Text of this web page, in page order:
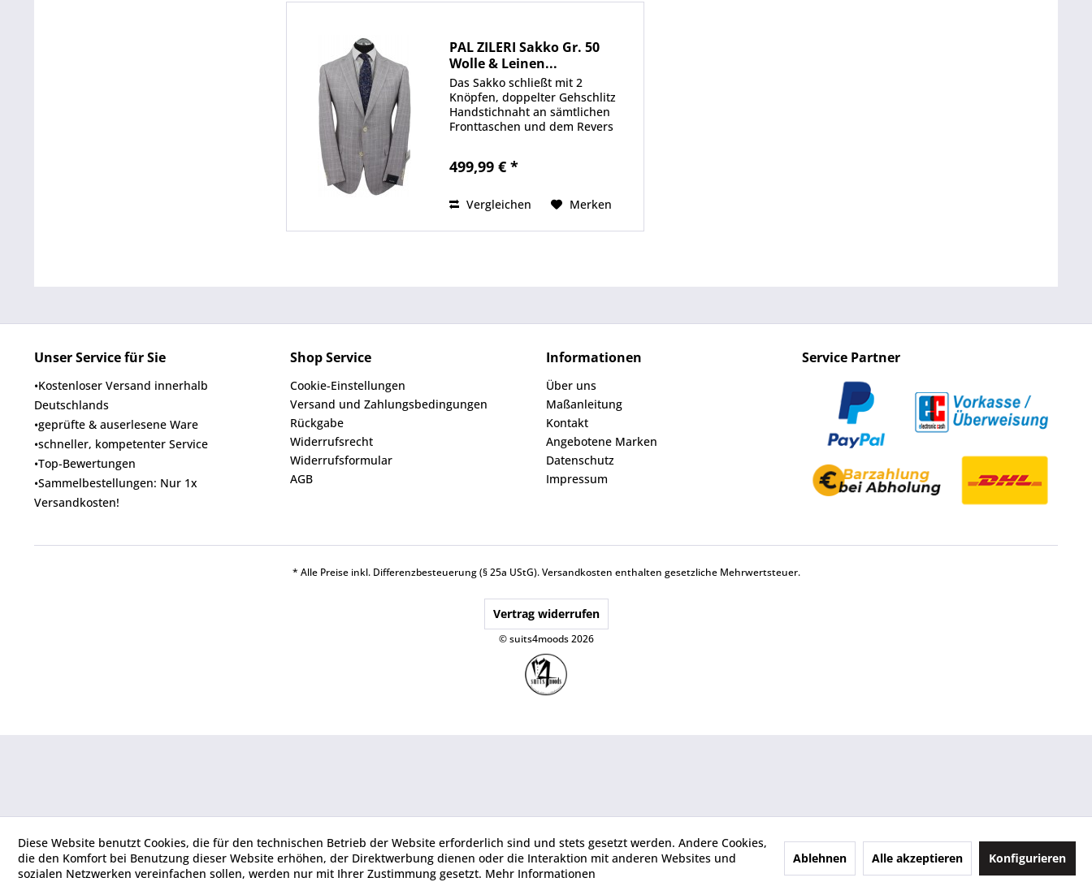
PAL ZILERI Sakko Gr. 50
Wolle & Leinen...
Das Sakko schließt mit 2
Knöpfen, doppelter Gehschlitz
Handstichnaht an sämtlichen
Fronttaschen und dem Revers
Oberkaros nach einer Art
mit...
499,99 € *
Vergleichen Merken
Unser Service für Sie
•Kostenloser Versand innerhalb
Deutschlands
•geprüfte & auserlesene Ware
•schneller, kompetenter Service
•Top-Bewertungen
•Sammelbestellungen: Nur 1x
Versandkosten!
Shop Service
Cookie-Einstellungen
Versand und Zahlungsbedingungen
Rückgabe
Widerrufsrecht
Widerrufsformular
AGB
Informationen
Über uns
Maßanleitung
Kontakt
Angebotene Marken
Datenschutz
Impressum
Service Partner
* Alle Preise inkl. Differenzbesteuerung (§ 25a UStG).Versandkosten enthalten gesetzliche Mehrwertsteuer.
Vertrag widerrufen
© suits4moods 2026
Diese Website benutzt Cookies, die für den technischen Betrieb der Website erforderlich sind und stets gesetzt werden. Andere Cookies,
die den Komfort bei Benutzung dieser Website erhöhen, der Direktwerbung dienen oder die Interaktion mit anderen Websites und
sozialen Netzwerken vereinfachen sollen, werden nur mit Ihrer Zustimmung gesetzt. Mehr Informationen
Ablehnen Alle akzeptieren Konfigurieren